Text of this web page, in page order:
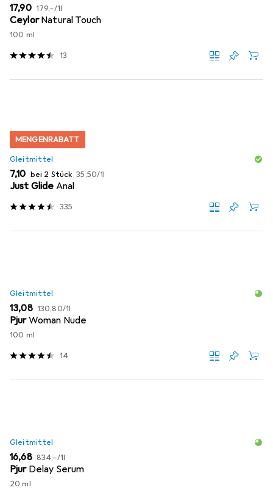
EUR
17,90 EUR
179,–/1l
Ceylor Natural Touch
100 ml
13
MENGENRABATT
Gleitmittel
EUR
7,10 bei 2 Stück EUR
35,50/1l
Just Glide Anal
335
Gleitmittel
EUR
13,08 EUR
130,80/1l
PjurWoman Nude
100 ml
14
Gleitmittel
EUR
16,68 EUR
834,–/1l
Pjur Delay Serum
20 ml